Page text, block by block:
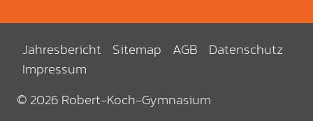
Jahresbericht Sitemap AGB
Datenschutz
Impressum
© 2026 Robert-Koch-Gymnasium